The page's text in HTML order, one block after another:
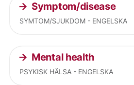
Symptom/disease
SYMTOM/SJUKDOM - ENGELSKA
Mental health
PSYKISK HÄLSA - ENGELSKA